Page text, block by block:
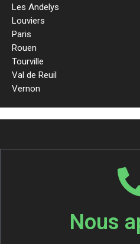
Les Andelys
Louviers
Paris
Rouen
Tourville
Val de Reuil
Vernon
Nous